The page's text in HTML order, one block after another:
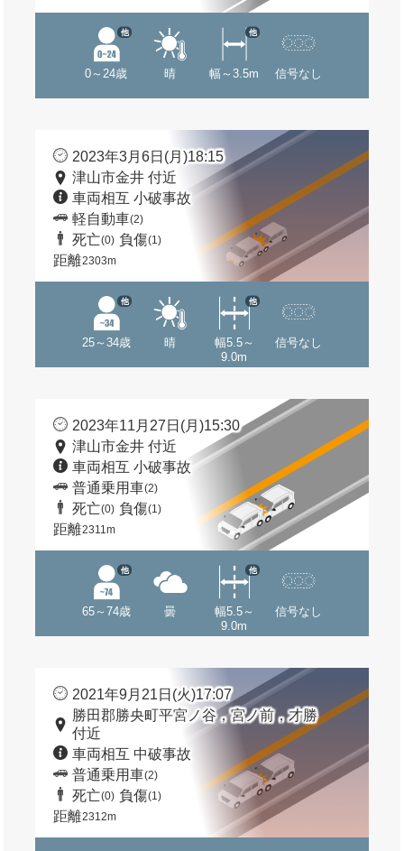
0～24歳
他
晴 幅～3.5m
他
信号なし
2023年3月6日(月)18:15
津山市金井 付近
車両相互 小破事故
軽自動車(2)
死亡(0) 負傷(1)
距離2303m
25～34歳
他
晴
幅5.5～
9.0m
他
信号なし
2023年11月27日(月)15:30
津山市金井 付近
車両相互 小破事故
普通乗用車(2)
死亡(0) 負傷(1)
距離2311m
65～74歳
他
曇
幅5.5～
9.0m
他
信号なし
2021年9月21日(火)17:07
勝田郡勝央町平宮ノ谷，宮ノ前，才勝
付近
車両相互 中破事故
普通乗用車(2)
死亡(0) 負傷(1)
距離2312m